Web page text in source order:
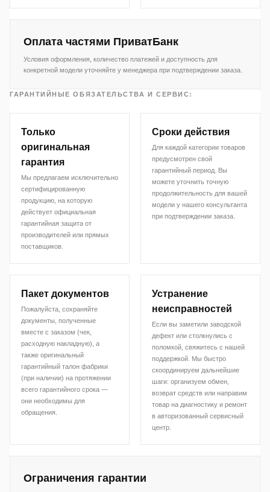
Оплата частями ПриватБанк
Условия оформления, количество платежей и доступность для
конкретной модели уточняйте у менеджера при подтверждении заказа.
ГАРАНТИЙНЫЕ ОБЯЗАТЕЛЬСТВА И СЕРВИС:
Только
оригинальная
гарантия
Мы предлагаем исключительно
сертифицированную
продукцию, на которую
действует официальная
гарантийная защита от
производителей или прямых
поставщиков.
Сроки действия
Для каждой категории товаров
предусмотрен свой
гарантийный период. Вы
можете уточнить точную
продолжительность для вашей
модели у нашего консультанта
при подтверждении заказа.
Пакет документов
Пожалуйста, сохраняйте
документы, полученные
вместе с заказом (чек,
расходную накладную), а
также оригинальный
гарантийный талон фабрики
(при наличии) на протяжении
всего гарантийного срока —
они необходимы для
обращения.
Устранение
неисправностей
Если вы заметили заводской
дефект или столкнулись с
поломкой, свяжитесь с нашей
поддержкой. Мы быстро
скоординируем дальнейшие
шаги: организуем обмен,
возврат средств или направим
товар на диагностику и ремонт
в авторизованный сервисный
центр.
Ограничения гарантии